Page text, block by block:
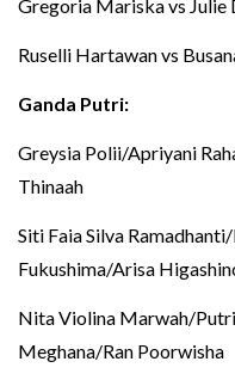
Gregoria Mariska vs Julie
Ruselli Hartawan vs
Ganda Putri:
Greysia Polii/Apriyani
Thinaah
Siti Faia Silva
Fukushima/Arisa
Nita Violina Marwah/
Meghana/Ran Poorwisha